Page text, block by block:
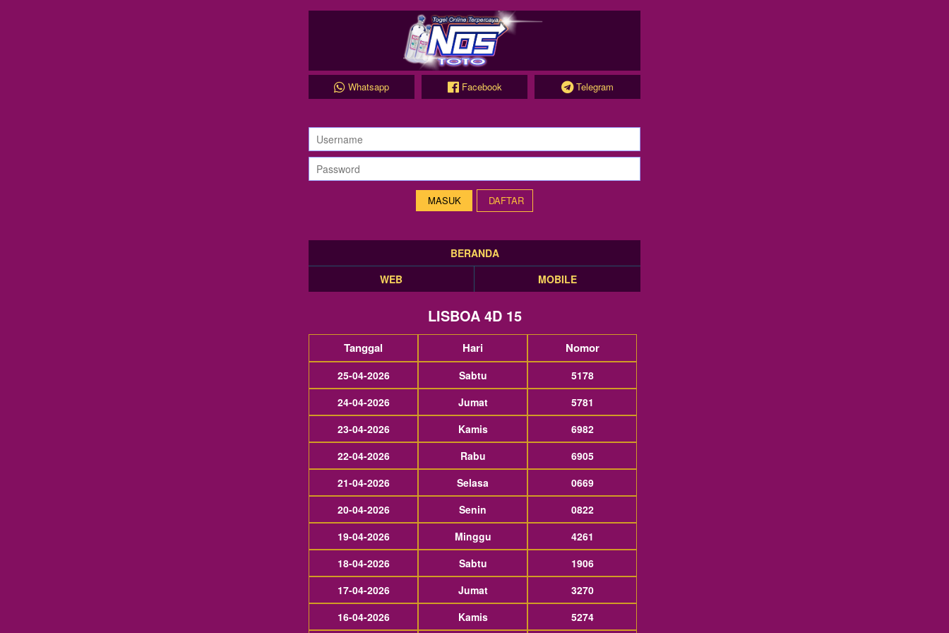
Whatsapp Facebook Telegram
DAFTAR
BERANDA
WEB
MOBILE
LISBOA 4D 15
Tanggal Hari Nomor
25-04-2026 Sabtu
5178
24-04-2026
Jumat
5781
23-04-2026
Kamis
6982
22-04-2026
Rabu
6905
21-04-2026
Selasa
0669
20-04-2026
Senin
0822
19-04-2026
Minggu
4261
18-04-2026
Sabtu
1906
17-04-2026
Jumat
3270
16-04-2026
Kamis 5274